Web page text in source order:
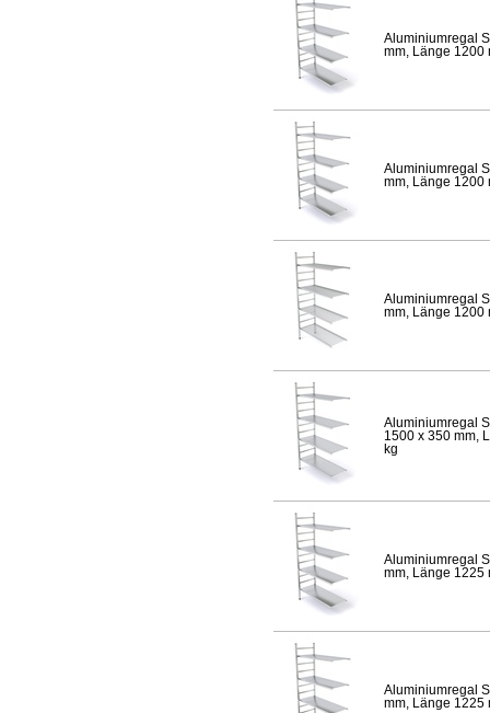
Aluminiumregal
mm, Länge 1200
Aluminiumregal
mm, Länge 1200
Aluminiumregal
mm, Länge 1200
Aluminiumregal
1500 x 350 mm,
kg
Aluminiumregal
mm, Länge 1225
Aluminiumregal
mm, Länge 1225